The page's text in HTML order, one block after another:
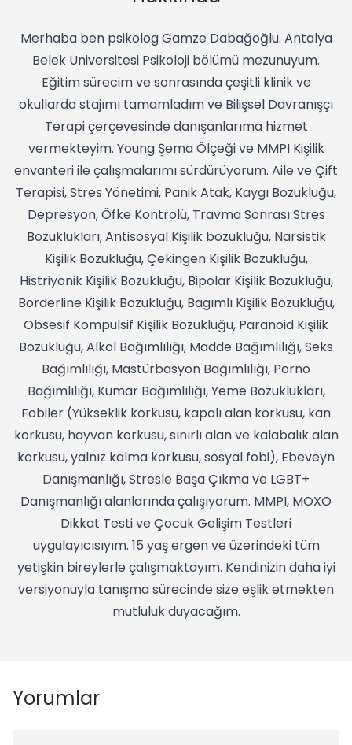
Merhaba ben psikolog Gamze Dabağoğlu. Antalya
Belek Üniversitesi Psikoloji bölümü mezunuyum.
Eğitim sürecim ve sonrasında çeşitli klinik ve
okullarda stajımı tamamladım ve Bilişsel Davranışçı
Terapi çerçevesinde danışanlarıma hizmet
vermekteyim. Young Şema Ölçeği ve MMPI Kişilik
envanteri ile çalışmalarımı sürdürüyorum. Aile ve Çift
Terapisi, Stres Yönetimi, Panik Atak, Kaygı Bozukluğu,
Depresyon, Öfke Kontrolü, Travma Sonrası Stres
Bozuklukları, Antisosyal Kişilik bozukluğu, Narsistik
Kişilik Bozukluğu, Çekingen Kişilik Bozukluğu,
Histriyonik Kişilik Bozukluğu, Bipolar Kişilik Bozukluğu,
Borderline Kişilik Bozukluğu, Bagımlı Kişilik Bozukluğu,
Obsesif Kompulsif Kişilik Bozukluğu, Paranoid Kişilik
Bozukluğu, Alkol Bağımlılığı, Madde Bağımlılığı, Seks
Bağımlılığı, Mastürbasyon Bağımlılığı, Porno
Bağımlılığı, Kumar Bağımlılığı, Yeme Bozuklukları,
Fobiler (Yükseklik korkusu, kapalı alan korkusu, kan
korkusu, hayvan korkusu, sınırlı alan ve kalabalık alan
korkusu, yalnız kalma korkusu, sosyal fobi), Ebeveyn
Danışmanlığı, Stresle Başa Çıkma ve LGBT+
Danışmanlığı alanlarında çalışıyorum. MMPI, MOXO
Dikkat Testi ve Çocuk Gelişim Testleri
uygulayıcısıyım. 15 yaş ergen ve üzerindeki tüm
yetişkin bireylerle çalışmaktayım. Kendinizin daha iyi
versiyonuyla tanışma sürecinde size eşlik etmekten
mutluluk duyacağım.
Yorumlar